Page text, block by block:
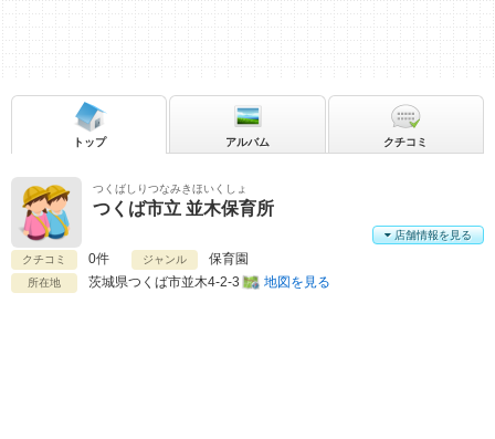
つくばしりつなみきほいくしょ
つくば市立 並木保育所
クチコミ 0件 ジャンル 保育園
所在地 茨城県つくば市並木4-2-3 地図を見る
店舗情報を見る
トップ アルバム クチコミ